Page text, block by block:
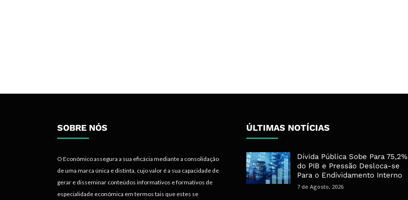
SOBRE NÓS
O Económico assegura a sua eficácia mediante a consolidação
de uma marca única e distinta, cujo valor é a sua capacidade de
gerar e disseminar conteúdos informativos e formativos de
especialidade económica em termos tais que estes se
ÚLTIMAS NOTÍCIAS
Dívida Pública Sobe Para 75,2%
do PIB e Pressão Desloca-se
Para o Endividamento Interno
7 de Agosto, 2026